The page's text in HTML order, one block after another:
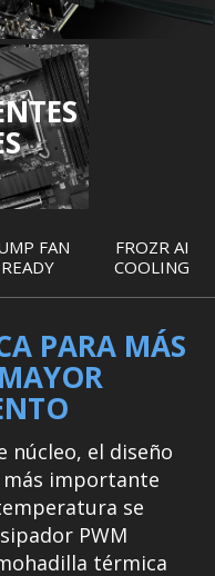
FAN
READY
FROZR AI
COOLING
PARA MÁS
núcleo, el diseño
más importante
se
PWM
térmica